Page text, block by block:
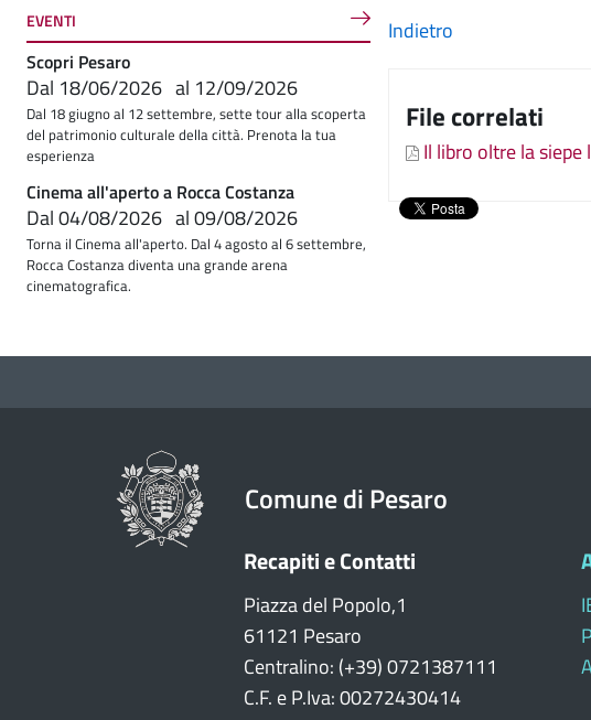
Indietro
File correlati
Il libro oltre la
EVENTI
Scopri Pesaro
Dal 18/06/2026 al 12/09/2026
Dal 18 giugno al 12 settembre, sette tour alla scoperta
del patrimonio culturale della città. Prenota la tua
esperienza
Cinema all'aperto a Rocca Costanza
Dal04/08/2026 al09/08/2026
Torna il Cinema all'aperto. Dal 4 agosto al 6 settembre,
Rocca Costanza diventa una grande arena
cinematografica.
Comune di Pesaro
Recapiti e Contatti
Piazza del Popolo,1
61121 Pesaro
Centralino: (+39) 0721387111
C.F. e P.Iva: 00272430414